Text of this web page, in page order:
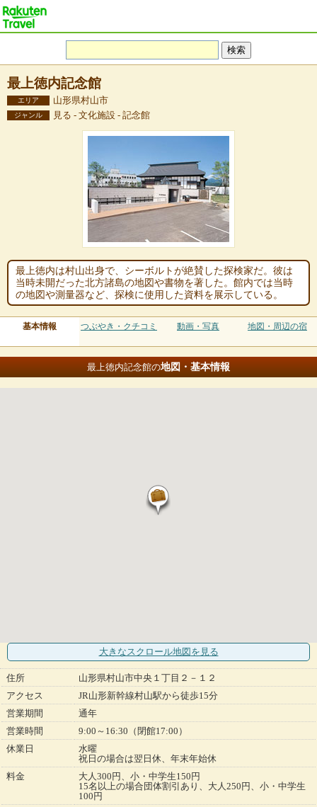
最上徳内記念館
エリア 山形県村山市
ジャンル 見る - 文化施設 - 記念館
最上徳内は村山出身で、シーボルトが絶賛した探検家だ。彼は
当時未開だった北方諸島の地図や書物を著した。館内では当時
の地図や測量器など、探検に使用した資料を展示している。
基本情報 つぶやき・クチコミ 動画・写真 地図・周辺の宿
最上徳内記念館の地図・基本情報
大きなスクロール地図 を見る
住所
山形県村山市中央１丁目２－１２
アクセス
JR山形新幹線村山駅から徒歩15分
営業期間
通年
営業時間
9:00～16:30（閉館17:00）
休業日
水曜
祝日の場合は翌日休、年末年始休
料金
大人300円、小・中学生150円
15名以上の場合団体割引あり、大人250円、小・中学生
100円